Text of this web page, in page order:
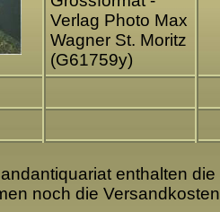
Verlag Photo Max
Wagner St. Moritz
(G61759y)
enthalten die
noch die Versandkosten